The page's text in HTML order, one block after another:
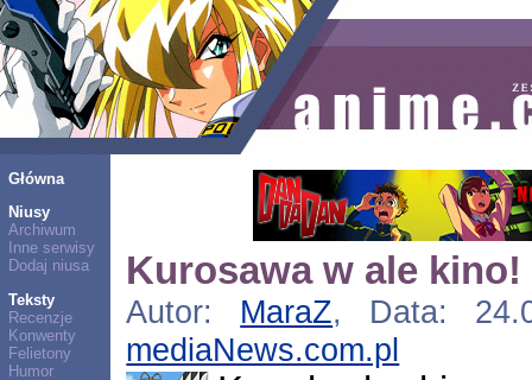
Główna
Niusy
Archiwum
Inne serwisy
Dodaj niusa
Teksty
Recenzje
Konwenty
Felietony
Humor
Kurosawa w ale kino!
Autor: MaraZ, Data:
mediaNews.com.pl